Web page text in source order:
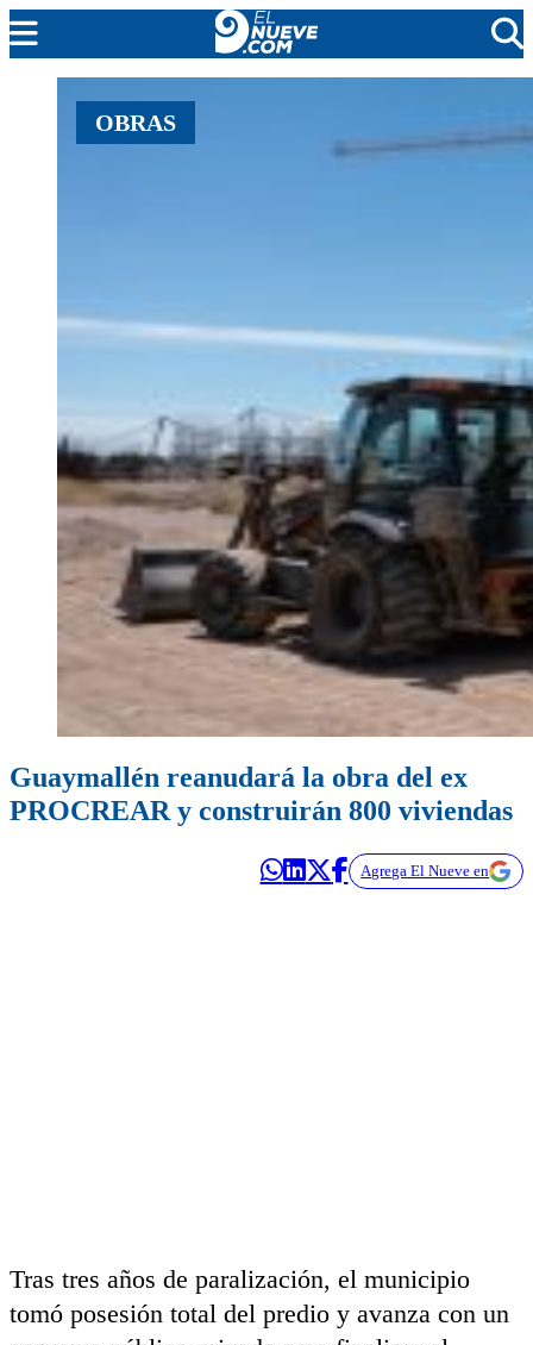
MENDOZA
CADA DÍA
PROGRAMACIÓN
OBRAS
Guaymallén reanudará la obra del ex
PROCREAR y construirán 800 viviendas
Agrega El Nueve en
Tras tres años de paralización, el municipio
tomó posesión total del predio y avanza con un